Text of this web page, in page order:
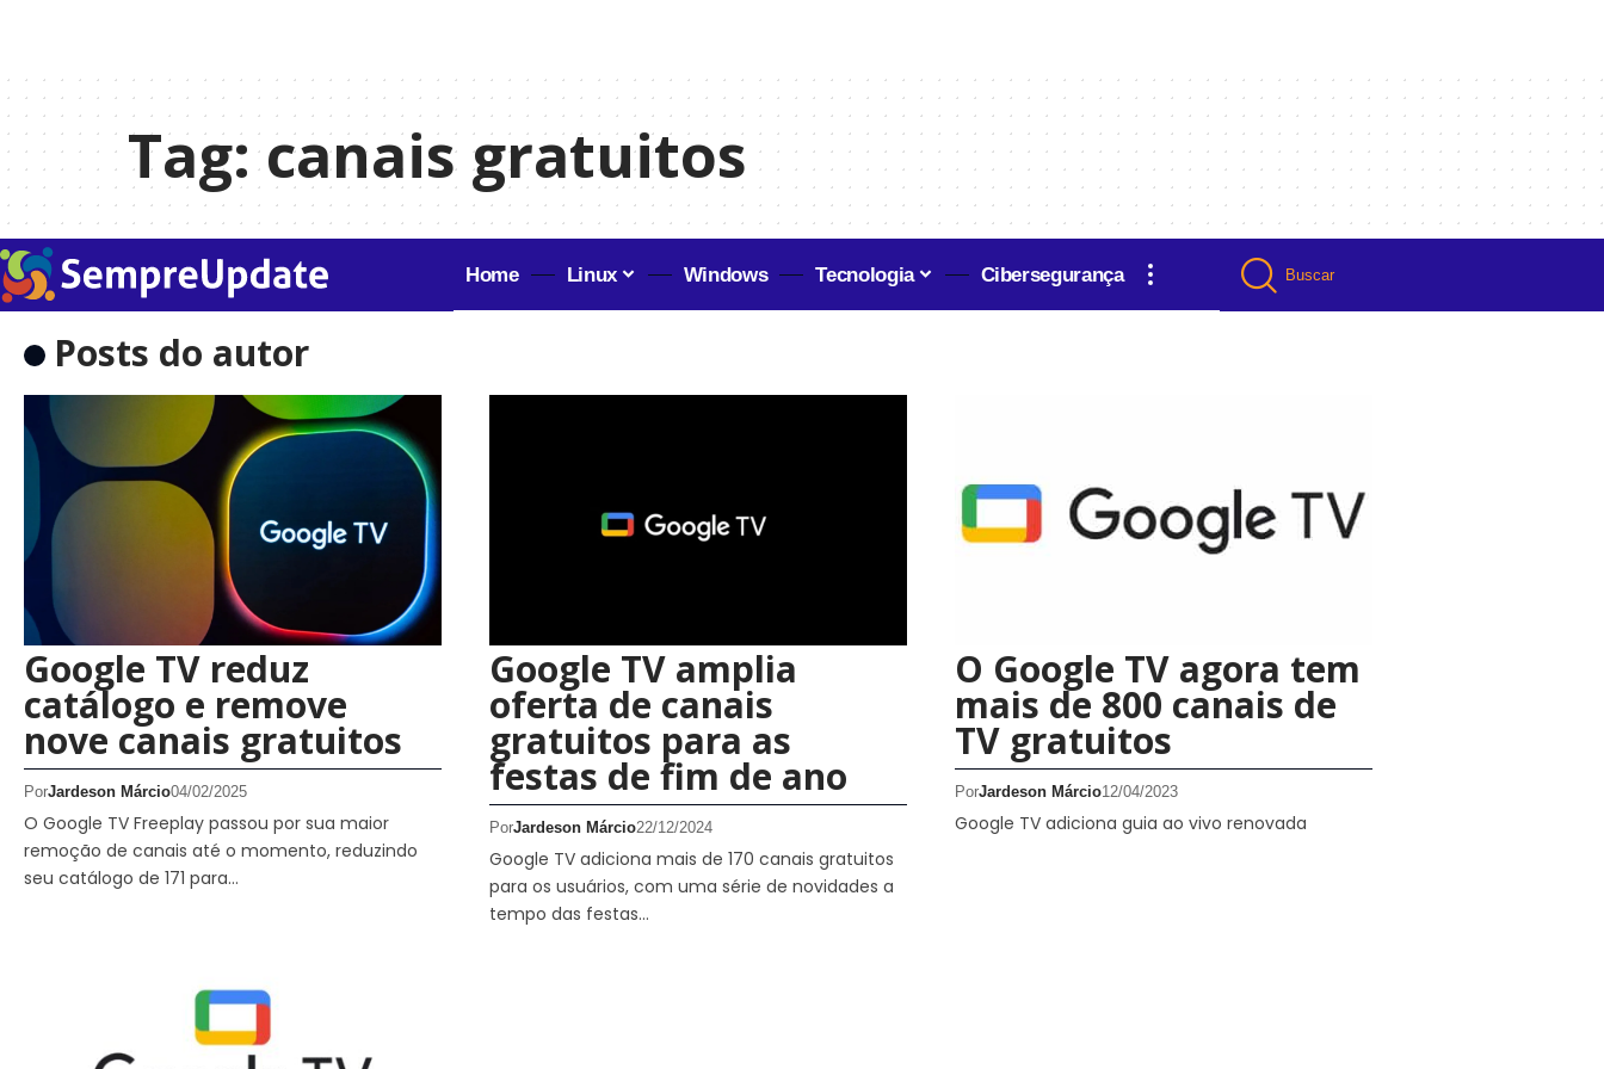
Tag:canais gratuitos
Home Linux Windows Tecnologia Cibersegurança Buscar
Posts do autor
Google TV reduz
catálogo e remove
nove canais gratuitos
PorJardeson Márcio04/02/2025
O Google TV Freeplay passou por sua maior
remoção de canais até o momento, reduzindo
seu catálogo de 171 para…
Google TV amplia
oferta de canais
gratuitos para as
festas de fim de ano
PorJardeson Márcio22/12/2024
Google TV adiciona mais de 170 canais gratuitos
para os usuários, com uma série de novidades a
tempo das festas…
O Google TV agora tem
mais de 800 canais de
TV gratuitos
PorJardeson Márcio12/04/2023
Google TV adiciona guia ao vivo renovada